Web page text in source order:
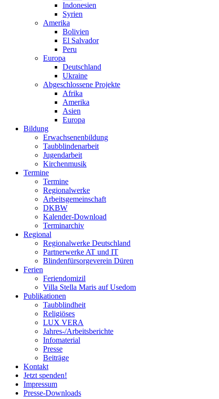
Indonesien
Syrien
Amerika
Bolivien
El Salvador
Peru
Europa
Deutschland
Ukraine
Abgeschlossene Projekte
Afrika
Amerika
Asien
Europa
Bildung
Erwachsenenbildung
Taubblindenarbeit
Jugendarbeit
Kirchenmusik
Termine
Termine
Regionalwerke
Arbeitsgemeinschaft
DKBW
Kalender-Download
Terminarchiv
Regional
Regionalwerke Deutschland
Partnerwerke AT und IT
Blindenfürsorgeverein Düren
Ferien
Feriendomizil
Villa Stella Maris auf Usedom
Publikationen
Taubblindheit
Religiöses
LUX VERA
Jahres-/​Arbeitsberichte
Infomaterial
Presse
Beiträge
Kontakt
Jetzt spenden!
Impressum
Presse-Downloads